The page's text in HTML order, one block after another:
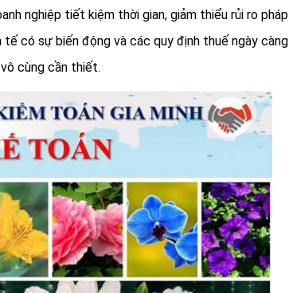
nghiệp tiết kiệm thời gian, giảm thiểu rủi ro pháp
có sự biến động và các quy định thuế ngày càng
cùng cần thiết.